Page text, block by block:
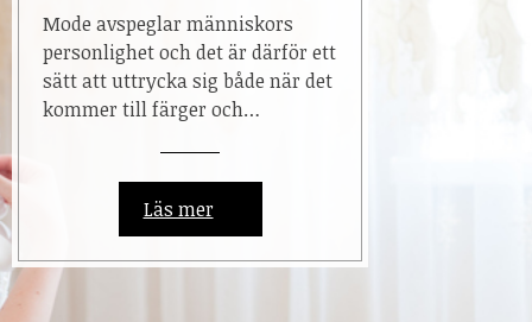
Mode avspeglar människors
personlighet och det är därför ett
sätt att uttrycka sig både när det
kommer till färger och…
Läs mer